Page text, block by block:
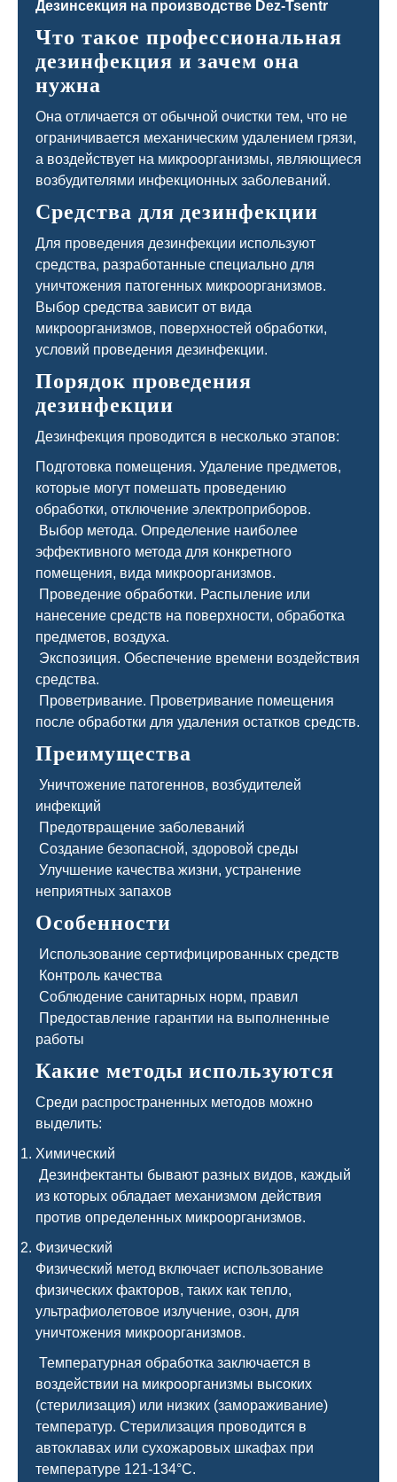
Что такое профессиональная
дезинфекция и зачем она
нужна
Она отличается от обычной очистки тем, что не
ограничивается механическим удалением грязи,
а воздействует на микроорганизмы, являющиеся
возбудителями инфекционных заболеваний.
Средства для дезинфекции
Для проведения дезинфекции используют
средства, разработанные специально для
уничтожения патогенных микроорганизмов.
Выбор средства зависит от вида
микроорганизмов, поверхностей обработки,
условий проведения дезинфекции.
Порядок проведения
дезинфекции
Дезинфекция проводится в несколько этапов:
Подготовка помещения. Удаление предметов,
которые могут помешать проведению
обработки, отключение электроприборов.
Выбор метода. Определение наиболее
эффективного метода для конкретного
помещения, вида микроорганизмов.
Проведение обработки. Распыление или
нанесение средств на поверхности, обработка
предметов, воздуха.
Экспозиция. Обеспечение времени воздействия
средства.
Проветривание. Проветривание помещения
после обработки для удаления остатков средств.
Преимущества
Уничтожение патогеннов, возбудителей
инфекций
Предотвращение заболеваний
Создание безопасной, здоровой среды
Улучшение качества жизни, устранение
неприятных запахов
Особенности
Использование сертифицированных средств
Контроль качества
Соблюдение санитарных норм, правил
Предоставление гарантии на выполненные
работы
Какие методы используются
Среди распространенных методов можно
выделить:
Химический
Дезинфектанты бывают разных видов, каждый
из которых обладает механизмом действия
против определенных микроорганизмов.
Физический
Физический метод включает использование
физических факторов, таких как тепло,
ультрафиолетовое излучение, озон, для
уничтожения микроорганизмов.
Температурная обработка заключается в
воздействии на микроорганизмы высоких
(стерилизация) или низких (замораживание)
температур. Стерилизация проводится в
автоклавах или сухожаровых шкафах при
температуре 121-134°C.